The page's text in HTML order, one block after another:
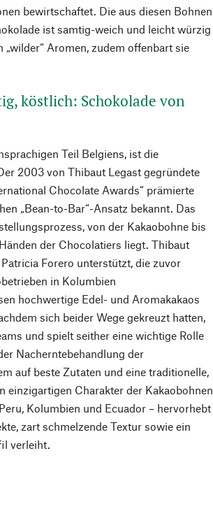
bewirtschaftet. Die aus diesen Bohnen
ist samtig-weich und leicht würzig
Aromen, zudem offenbart sie
köstlich: Schokolade von
Teil Belgiens, ist die
2003 von Thibaut Legast gegründete
Chocolate Awards“ prämierte
„Bean-to-Bar“-Ansatz bekannt. Das
von der Kakaobohne bis
der Chocolatiers liegt. Thibaut
Forero unterstützt, die zuvor
in Kolumbien
hochwertige Edel- und Aromakakaos
sich beider Wege gekreuzt hatten,
und spielt seither eine wichtige Rolle
Nacherntebehandlung der
auf beste Zutaten und eine traditionelle,
einzigartigen Charakter der Kakaobohnen
Kolumbien und Ecuador – hervorhebt
zart schmelzende Textur sowie ein
verleiht.